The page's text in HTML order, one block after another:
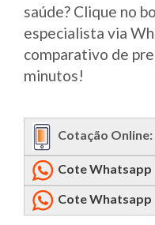
saúde? Clique no
especialista via
comparativo de
minutos!
Cotação Online:
Cote Whatsapp
Cote Whatsapp